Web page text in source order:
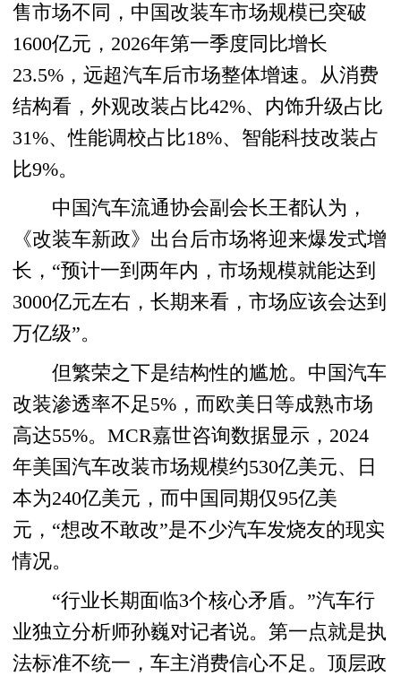
售市场不同，中国改装车市场规模已突破
1600亿元，2026年第一季度同比增长
23.5%，远超汽车后市场整体增速。从消费
结构看，外观改装占比42%、内饰升级占比
31%、性能调校占比18%、智能科技改装占
比9%。
中国汽车流通协会副会长王都认为，
《改装车新政》出台后市场将迎来爆发式增
长，“预计一到两年内，市场规模就能达到
3000亿元左右，长期来看，市场应该会达到
万亿级”。
但繁荣之下是结构性的尴尬。中国汽车
改装渗透率不足5%，而欧美日等成熟市场
高达55%。MCR嘉世咨询数据显示，2024
年美国汽车改装市场规模约530亿美元、日
本为240亿美元，而中国同期仅95亿美
元，“想改不敢改”是不少汽车发烧友的现实
情况。
“行业长期面临3个核心矛盾。”汽车行
业独立分析师孙巍对记者说。第一点就是执
法标准不统一，车主消费信心不足。顶层政